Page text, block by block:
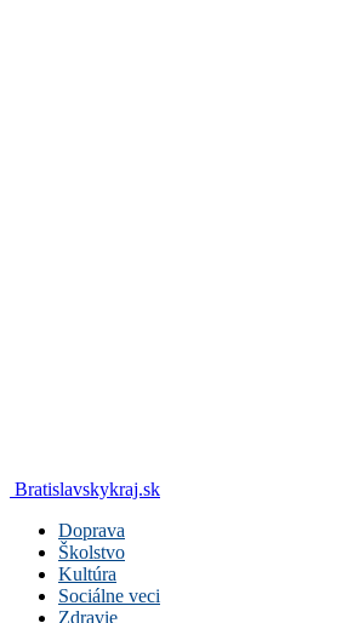
Bratislavskykraj.sk
Doprava
Školstvo
Kultúra
Sociálne veci
Zdravie